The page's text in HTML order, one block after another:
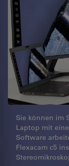
Sie können im
Laptop mit
Software
Flexacam c5